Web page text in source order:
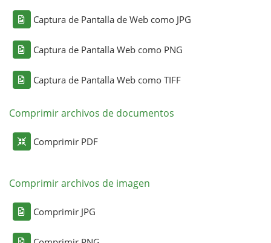
Captura de Pantalla de Web como JPG
Captura de Pantalla Web como PNG
Captura de Pantalla Web como TIFF
Comprimir archivos de documentos
Comprimir PDF
Comprimir archivos de imagen
Comprimir JPG